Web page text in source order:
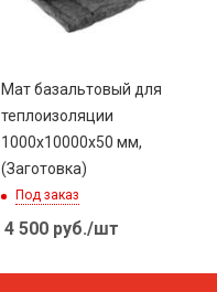
Мат базальтовый для
теплоизоляции
1000х10000х50 мм,
(Заготовка)
Под заказ
4 500руб./шт